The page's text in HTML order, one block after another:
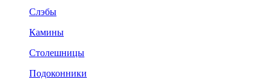
Слэбы
Камины
Столешницы
Подоконники